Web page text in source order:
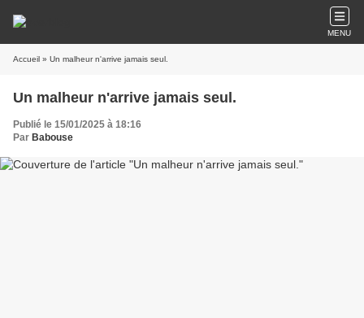
MENU
Accueil » Un malheur n'arrive jamais seul.
Un malheur n'arrive jamais seul.
Publié le 15/01/2025 à 18:16
Par Babouse